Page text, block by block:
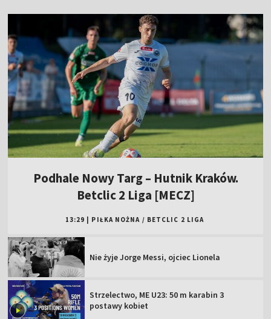
Podhale Nowy Targ – Hutnik Kraków.
Betclic 2 Liga [MECZ]
13:29 PIŁKA NOŻNA / BETCLIC 2 LIGA
Nie żyje Jorge Messi, ojciec Lionela
Strzelectwo, ME U23: 50 m karabin 3
postawy kobiet